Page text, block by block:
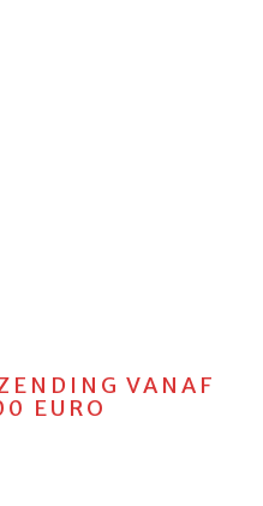
VANAF
EURO